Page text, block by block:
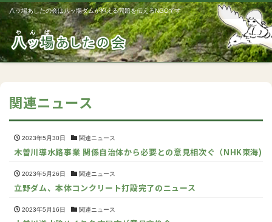
八ッ場あしたの会は八ッ場ダムが抱える問題を伝えるNGOです
関連ニュース
2023年5月30日 関連ニュース
木曽川導水路事業 関係自治体から必要との意見相次ぐ（NHK東海)
2023年5月26日 関連ニュース
立野ダム、本体コンクリート打設完了のニュース
2023年5月16日 関連ニュース